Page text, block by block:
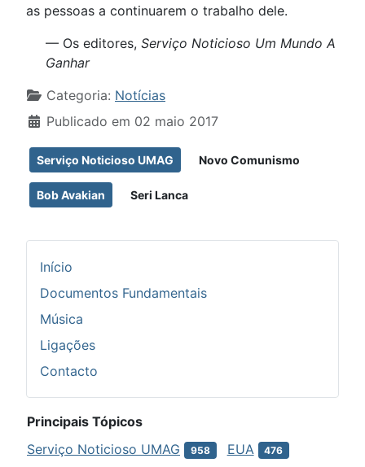
as pessoas a continuarem o trabalho dele.
— Os editores, Serviço Noticioso Um Mundo A
Ganhar
Detalhes
Categoria: Notícias
Publicado em 02 maio 2017
Serviço Noticioso UMAG Novo Comunismo
Bob Avakian Seri Lanca
Início
Documentos Fundamentais
Música
Ligações
Contacto
Principais Tópicos
Serviço Noticioso UMAG
958 EUA 476